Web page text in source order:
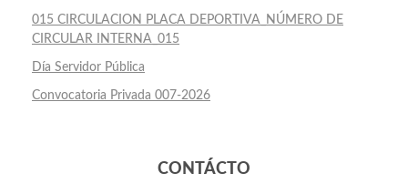
015 CIRCULACION PLACA DEPORTIVA_NÚMERO DE
CIRCULAR INTERNA_015
Día Servidor Pública
Convocatoria Privada 007-2026
CONTÁCTO